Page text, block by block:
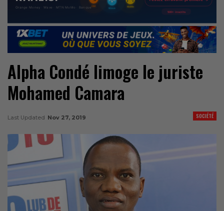
Alpha Condé limoge le juriste
Mohamed Camara
SOCIÉTÉ
Last Updated Nov 27, 2019